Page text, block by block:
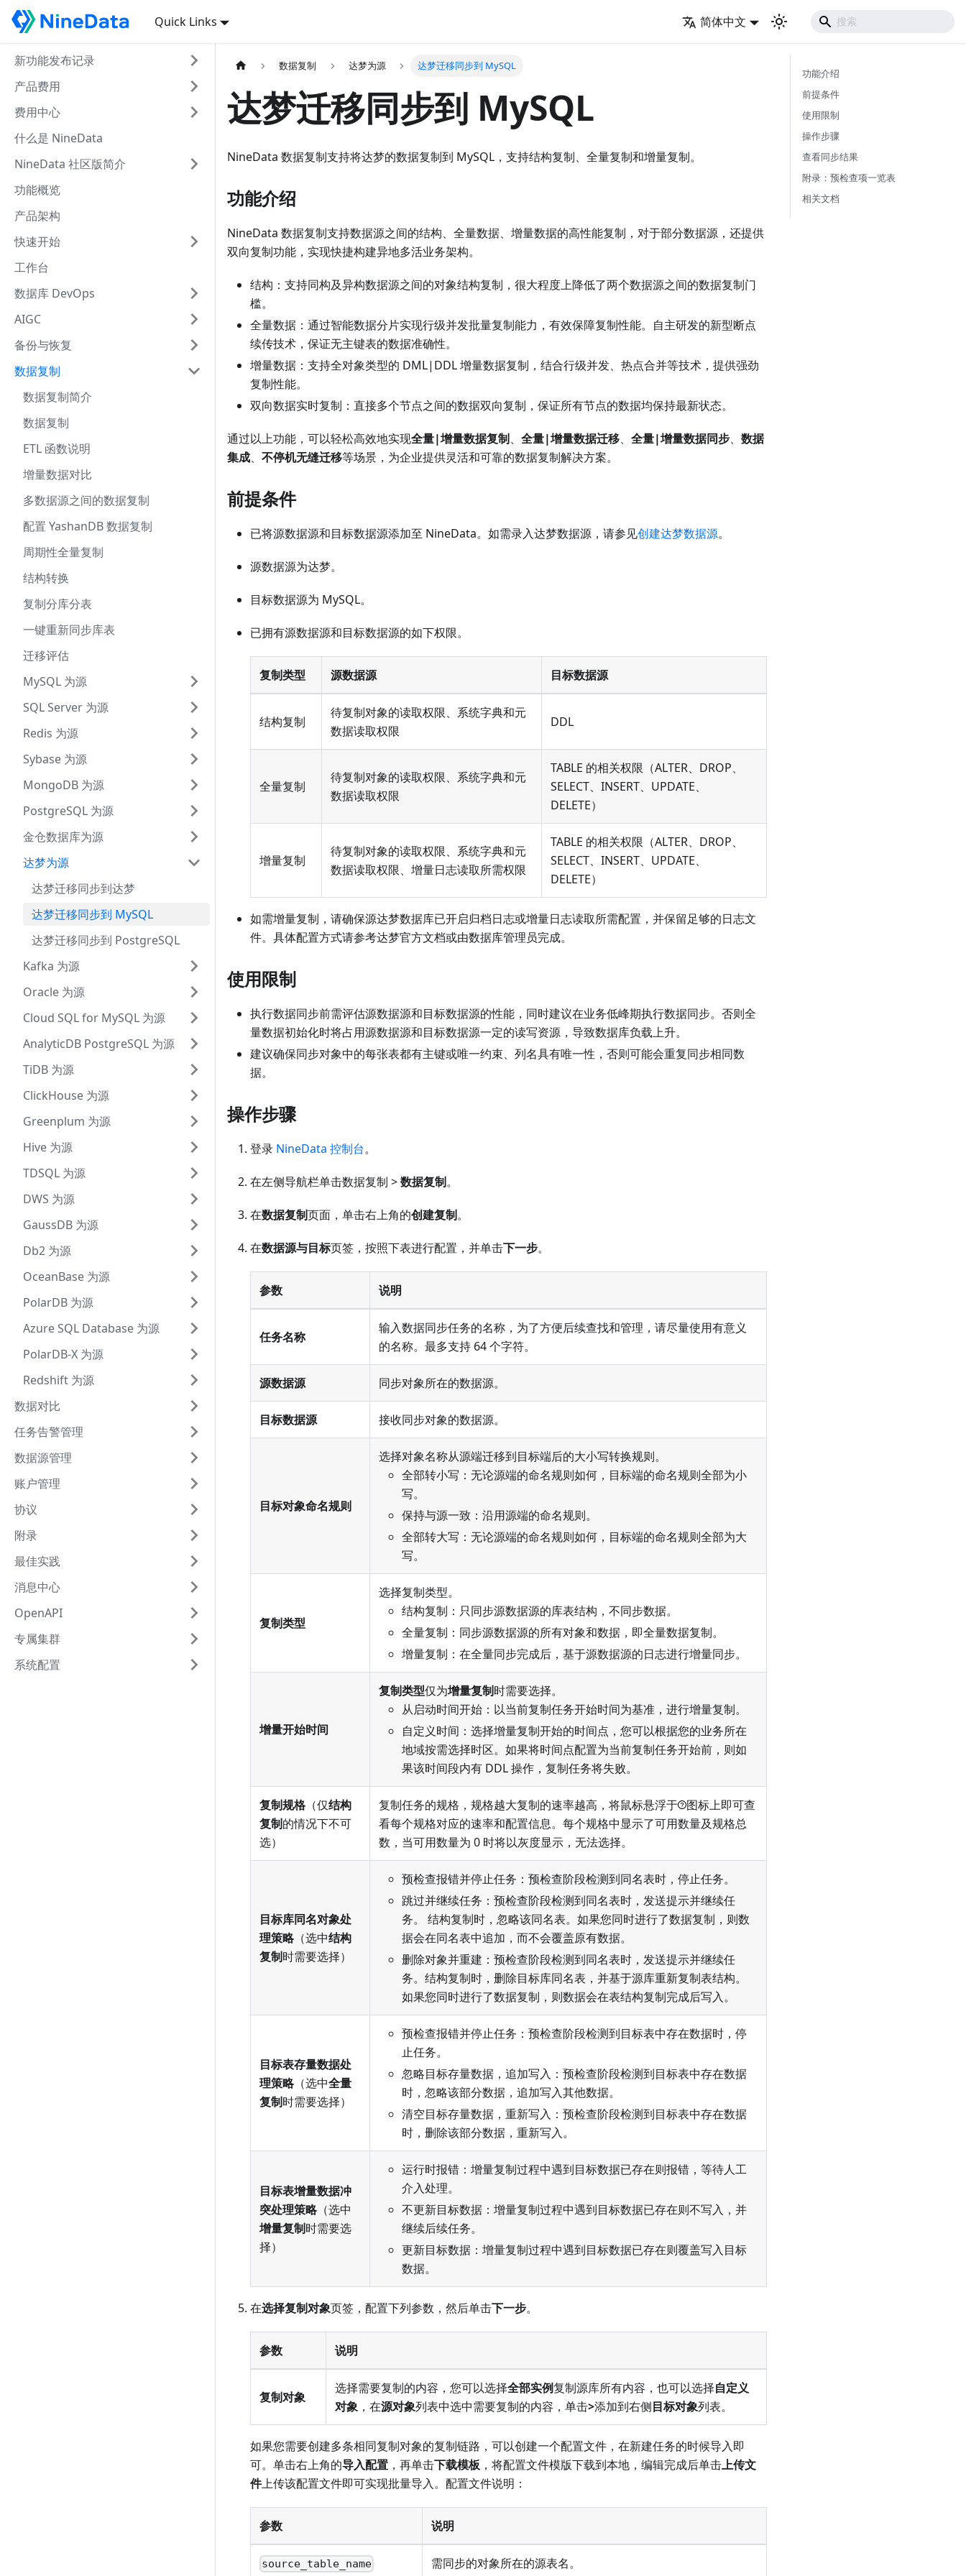
Quick Links 简体中文
新功能发布记录
产品费用
费用中心
什么是 NineData
NineData 社区版简介
功能概览
产品架构
快速开始
工作台
数据库 DevOps
AIGC
备份与恢复
数据复制
数据复制简介
数据复制
ETL 函数说明
增量数据对比
多数据源之间的数据复制
配置 YashanDB 数据复制
周期性全量复制
结构转换
复制分库分表
一键重新同步库表
迁移评估
MySQL 为源
SQL Server 为源
Redis 为源
Sybase 为源
MongoDB 为源
PostgreSQL 为源
金仓数据库为源
达梦为源
达梦迁移同步到达梦
达梦迁移同步到 MySQL
达梦迁移同步到 PostgreSQL
Kafka 为源
Oracle 为源
Cloud SQL for MySQL 为源
AnalyticDB PostgreSQL 为源
TiDB 为源
ClickHouse 为源
Greenplum 为源
Hive 为源
TDSQL 为源
DWS 为源
GaussDB 为源
Db2 为源
OceanBase 为源
PolarDB 为源
Azure SQL Database 为源
PolarDB-X 为源
Redshift 为源
数据对比
任务告警管理
数据源管理
账户管理
协议
附录
最佳实践
消息中心
OpenAPI
专属集群
系统配置
数据复制 达梦为源 达梦迁移同步到 MySQL
达梦迁移同步到 MySQL
NineData 数据复制支持将达梦的数据复制到 MySQL，支持结构复制、全量复制和增量复制。
功能介绍
NineData 数据复制支持数据源之间的结构、全量数据、增量数据的高性能复制，对于部分数据源，还提供
双向复制功能，实现快捷构建异地多活业务架构。
结构：支持同构及异构数据源之间的对象结构复制，很大程度上降低了两个数据源之间的数据复制门
槛。
全量数据：通过智能数据分片实现行级并发批量复制能力，有效保障复制性能。自主研发的新型断点
续传技术，保证无主键表的数据准确性。
增量数据：支持全对象类型的 DML|DDL 增量数据复制，结合行级并发、热点合并等技术，提供强劲
复制性能。
双向数据实时复制：直接多个节点之间的数据双向复制，保证所有节点的数据均保持最新状态。
通过以上功能，可以轻松高效地实现全量|增量数据复制、 全量|增量数据迁移、 全量|增量数据同步、 数据
集成、 不停机无缝迁移等场景，为企业提供灵活和可靠的数据复制解决方案。
前提条件
已将源数据源和目标数据源添加至 NineData。如需录入达梦数据源，请参见创建达梦数据源。
源数据源为达梦。
目标数据源为 MySQL。
已拥有源数据源和目标数据源的如下权限。
复制类型 源数据源 目标数据源
结构复制
待复制对象的读取权限、系统字典和元
数据读取权限
DDL
全量复制
待复制对象的读取权限、系统字典和元
数据读取权限
TABLE 的相关权限（ALTER、DROP、
SELECT、INSERT、UPDATE、
DELETE）
增量复制
待复制对象的读取权限、系统字典和元
数据读取权限、增量日志读取所需权限
TABLE 的相关权限（ALTER、DROP、
SELECT、INSERT、UPDATE、
DELETE）
如需增量复制，请确保源达梦数据库已开启归档日志或增量日志读取所需配置，并保留足够的日志文
件。具体配置方式请参考达梦官方文档或由数据库管理员完成。
使用限制
执行数据同步前需评估源数据源和目标数据源的性能，同时建议在业务低峰期执行数据同步。否则全
量数据初始化时将占用源数据源和目标数据源一定的读写资源，导致数据库负载上升。
建议确保同步对象中的每张表都有主键或唯一约束、列名具有唯一性，否则可能会重复同步相同数
据。
操作步骤
登录 NineData 控制台。
在左侧导航栏单击数据复制 >数据复制。
在数据复制页面，单击右上角的创建复制。
在数据源与目标页签，按照下表进行配置，并单击下一步。
参数 说明
任务名称
输入数据同步任务的名称，为了方便后续查找和管理，请尽量使用有意义
的名称。最多支持 64 个字符。
源数据源 同步对象所在的数据源。
目标数据源 接收同步对象的数据源。
目标对象命名规则
选择对象名称从源端迁移到目标端后的大小写转换规则。
全部转小写：无论源端的命名规则如何，目标端的命名规则全部为小
写。
保持与源一致：沿用源端的命名规则。
全部转大写：无论源端的命名规则如何，目标端的命名规则全部为大
写。
复制类型
选择复制类型。
结构复制：只同步源数据源的库表结构，不同步数据。
全量复制：同步源数据源的所有对象和数据，即全量数据复制。
增量复制：在全量同步完成后，基于源数据源的日志进行增量同步。
增量开始时间
复制类型仅为增量复制时需要选择。
从启动时间开始：以当前复制任务开始时间为基准，进行增量复制。
自定义时间：选择增量复制开始的时间点，您可以根据您的业务所在
地域按需选择时区。如果将时间点配置为当前复制任务开始前，则如
果该时间段内有 DDL 操作，复制任务将失败。
复制规格（仅结构
复制的情况下不可
选）
复制任务的规格，规格越大复制的速率越高，将鼠标悬浮于 图标上即可查
看每个规格对应的速率和配置信息。每个规格中显示了可用数量及规格总
数，当可用数量为 0 时将以灰度显示，无法选择。
目标库同名对象处
理策略（选中结构
复制时需要选择）
预检查报错并停止任务：预检查阶段检测到同名表时，停止任务。
跳过并继续任务：预检查阶段检测到同名表时，发送提示并继续任
务。 结构复制时，忽略该同名表。如果您同时进行了数据复制，则数
据会在同名表中追加，而不会覆盖原有数据。
删除对象并重建：预检查阶段检测到同名表时，发送提示并继续任
务。结构复制时，删除目标库同名表，并基于源库重新复制表结构。
如果您同时进行了数据复制，则数据会在表结构复制完成后写入。
目标表存量数据处
理策略（选中全量
复制时需要选择）
预检查报错并停止任务：预检查阶段检测到目标表中存在数据时，停
止任务。
忽略目标存量数据，追加写入：预检查阶段检测到目标表中存在数据
时，忽略该部分数据，追加写入其他数据。
清空目标存量数据，重新写入：预检查阶段检测到目标表中存在数据
时，删除该部分数据，重新写入。
目标表增量数据冲
突处理策略（选中
增量复制时需要选
择）
运行时报错：增量复制过程中遇到目标数据已存在则报错，等待人工
介入处理。
不更新目标数据：增量复制过程中遇到目标数据已存在则不写入，并
继续后续任务。
更新目标数据：增量复制过程中遇到目标数据已存在则覆盖写入目标
数据。
在选择复制对象页签，配置下列参数，然后单击下一步。
参数 说明
复制对象
选择需要复制的内容，您可以选择全部实例复制源库所有内容，也可以选择自定义
对象 ，在源对象列表中选中需要复制的内容，单击>添加到右侧目标对象列表。
如果您需要创建多条相同复制对象的复制链路，可以创建一个配置文件，在新建任务的时候导入即
可。单击右上角的导入配置 ，再单击下载模板 ，将配置文件模版下载到本地，编辑完成后单击上传文
件上传该配置文件即可实现批量导入。配置文件说明：
参数 说明
source_table_name 需同步的对象所在的源表名。
功能介绍
前提条件
使用限制
操作步骤
查看同步结果
附录：预检查项一览表
相关文档